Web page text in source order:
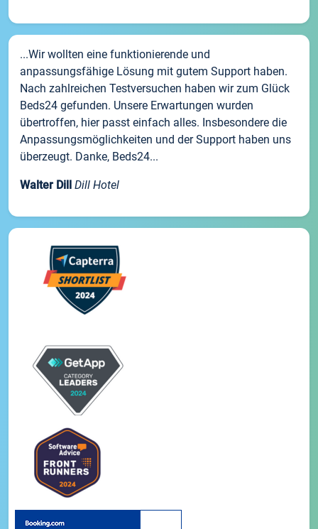
...Wir wollten eine funktionierende und
anpassungsfähige Lösung mit gutem Support haben.
Nach zahlreichen Testversuchen haben wir zum Glück
Beds24 gefunden. Unsere Erwartungen wurden
übertroffen, hier passt einfach alles. Insbesondere die
Anpassungsmöglichkeiten und der Support haben uns
überzeugt. Danke, Beds24...
Walter Dill Dill Hotel